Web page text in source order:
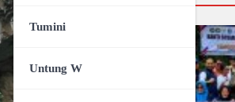
Tumini
Untung W